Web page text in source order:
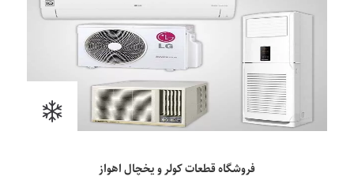
فروشگاه قطعات کولر و یخچال اهواز